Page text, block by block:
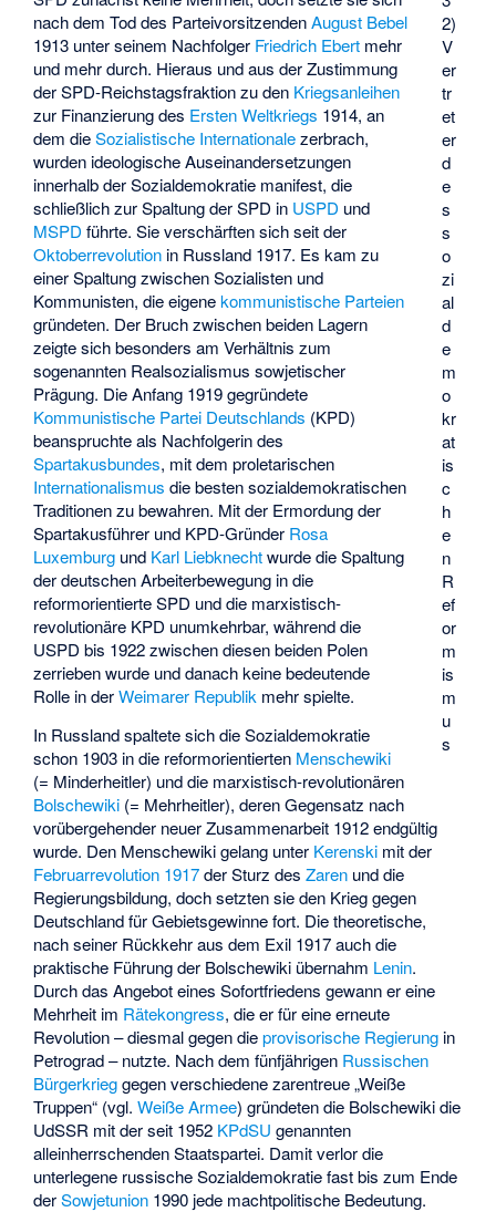
2)
V
er
tr
et
er
d
e
s
s
o
zi
al
d
e
m
o
kr
at
is
c
h
e
n
R
ef
or
m
is
m
u
s
nach dem Tod des ParteivorsitzendenAugust Bebel
1913 unter seinem Nachfolger Friedrich Ebert mehr
und mehr durch. Hieraus und aus der Zustimmung
der SPD-Reichstagsfraktion zu den Kriegsanleihen
zur Finanzierung des Ersten Weltkriegs 1914, an
dem dieSozialistische Internationalezerbrach,
wurden ideologische Auseinandersetzungen
innerhalb der Sozialdemokratie manifest, die
schließlich zur Spaltung der SPD in USPD und
MSPD führte. Sie verschärften sich seit der
Oktoberrevolution in Russland 1917. Es kam zu
einer Spaltung zwischen Sozialisten und
Kommunisten, die eigenekommunistische Parteien
gründeten. Der Bruch zwischen beiden Lagern
zeigte sich besonders am Verhältnis zum
sogenannten Realsozialismus sowjetischer
Prägung. Die Anfang 1919 gegründete
Kommunistische Partei Deutschlands (KPD)
beanspruchte als Nachfolgerin des
Spartakusbundes, mit dem proletarischen
Internationalismus die besten sozialdemokratischen
Traditionen zu bewahren. Mit der Ermordung der
Spartakusführer und KPD-Gründer Rosa
Luxemburg und Karl Liebknechtwurde die Spaltung
der deutschen Arbeiterbewegung in die
reformorientierte SPD und die marxistisch-
revolutionäre KPD unumkehrbar, während die
USPD bis 1922 zwischen diesen beiden Polen
zerrieben wurde und danach keine bedeutende
Rolle in derWeimarer Republik mehr spielte.
In Russland spaltete sich die Sozialdemokratie
schon 1903 in die reformorientierten Menschewiki
(= Minderheitler) und die marxistisch-revolutionären
Bolschewiki (= Mehrheitler), deren Gegensatz nach
vorübergehender neuer Zusammenarbeit 1912 endgültig
wurde. Den Menschewiki gelang unter Kerenski mit der
Februarrevolution 1917der Sturz desZaren und die
Regierungsbildung, doch setzten sie den Krieg gegen
Deutschland für Gebietsgewinne fort. Die theoretische,
nach seiner Rückkehr aus dem Exil 1917 auch die
praktische Führung der Bolschewiki übernahm Lenin.
Durch das Angebot eines Sofortfriedens gewann er eine
Mehrheit im Rätekongress, die er für eine erneute
Revolution – diesmal gegen dieprovisorische Regierung in
Petrograd – nutzte. Nach dem fünfjährigen Russischen
Bürgerkrieggegen verschiedene zarentreue „Weiße
Truppen“ (vgl.Weiße Armee) gründeten die Bolschewiki die
UdSSR mit der seit 1952 KPdSU genannten
alleinherrschenden Staatspartei. Damit verlor die
unterlegene russische Sozialdemokratie fast bis zum Ende
derSowjetunion 1990 jede machtpolitische Bedeutung.